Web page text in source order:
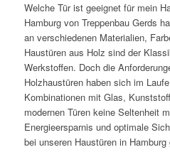
Welche Tür ist geeignet für mein
Hamburg von Treppenbau Gerds
an verschiedenen Materialien,
Haustüren aus Holz sind der
Werkstoffen. Doch die
Holzhaustüren haben sich im
Kombinationen mit Glas,
modernen Türen keine Seltenheit
Energieersparnis und optimale
bei unseren Haustüren in